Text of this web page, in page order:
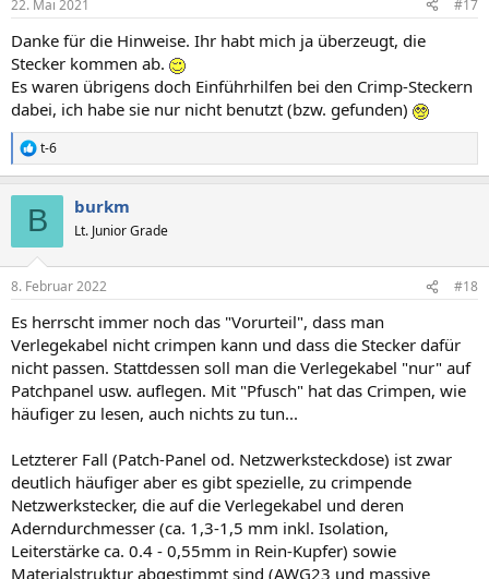
e
:
22. Mai 2021 #17
Danke für die Hinweise. Ihr habt mich ja überzeugt, die
Stecker kommen ab.
Es waren übrigens doch Einführhilfen bei den Crimp-Steckern
dabei, ich habe sie nur nicht benutzt (bzw. gefunden)
R
e
e
:
t-6
B burkm
Lt. Junior Grade
8. Februar 2022 #18
Es herrscht immer noch das "Vorurteil", dass man
Verlegekabel nicht crimpen kann und dass die Stecker dafür
nicht passen. Stattdessen soll man die Verlegekabel "nur" auf
Patchpanel usw. auflegen. Mit "Pfusch" hat das Crimpen, wie
häufiger zu lesen, auch nichts zu tun...
Letzterer Fall (Patch-Panel od. Netzwerksteckdose) ist zwar
deutlich häufiger aber es gibt spezielle, zu crimpende
Netzwerkstecker, die auf die Verlegekabel und deren
Aderndurchmesser (ca. 1,3-1,5 mm inkl. Isolation,
Leiterstärke ca. 0.4 - 0,55mm in Rein-Kupfer) sowie
Materialstruktur abgestimmt sind (AWG23 und massive